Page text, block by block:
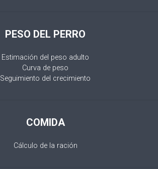
PESO DEL PERRO
Estimación del peso adulto
Curva de peso
Seguimiento del crecimiento
COMIDA
Cálculo de la ración